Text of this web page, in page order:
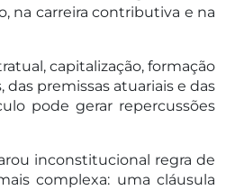
na carreira contributiva e na
capitalização, formação
premissas atuariais e das
pode gerar repercussões
inconstitucional regra de
complexa: uma cláusula